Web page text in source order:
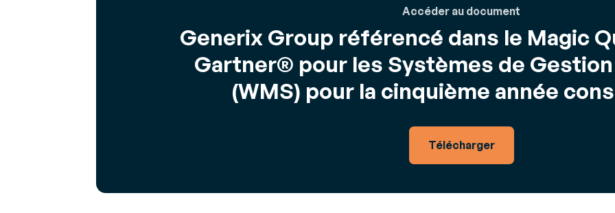
Accéder au document
Generix Group référencé dans le Magic
Gartner® pour les Systèmes de
(WMS) pour la cinquième année
Télécharger